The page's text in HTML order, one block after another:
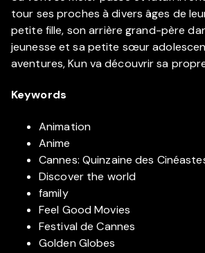
tour ses proches à divers âges de
petite fille, son arrière grand-père
jeunesse et sa petite sœur
aventures, Kun va découvrir sa
Keywords
Animation
Anime
Cannes: Quinzaine des
Discover the world
family
Feel Good Movies
Festival de Cannes
Golden Globes